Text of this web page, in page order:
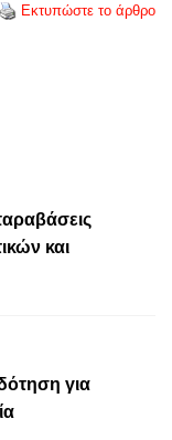
Εκτυπώστε το άρθρο
και
για